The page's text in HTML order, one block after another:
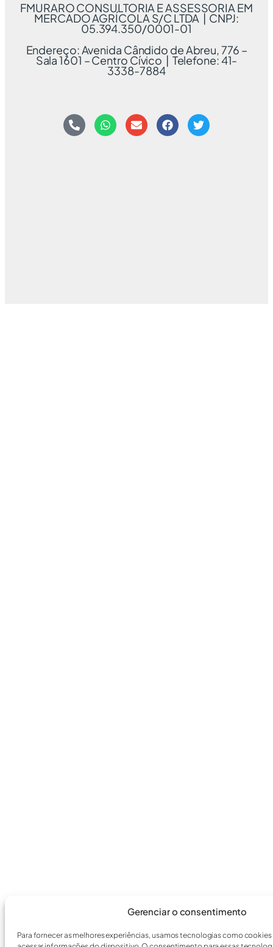
Gerenciar o consentimento
Para fornecer as melhores experiências, usamos tecnologias como
FMURARO CONSULTORIA E ASSESSORIA EM
MERCADO AGRÍCOLA S/C LTDA | CNPJ:
05.394.350/0001-01
Endereço: Avenida Cândido de Abreu, 776 –
Sala 1601 – Centro Cívico | Telefone: 41-
3338-7884